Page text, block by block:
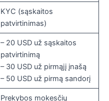
KYC (sąskaitos
patvirtinimas)
– 20 USD už sąskaitos
patvirtinimą
– 30 USD už pirmąjį įnašą
– 50 USD už pirmą sandorį
Prekybos mokesčių